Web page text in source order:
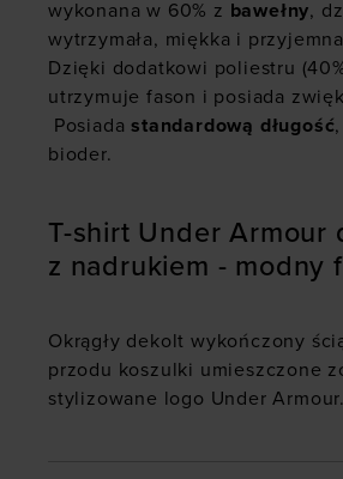
wykonana w 60% z bawełny,
wytrzymała, miękka i
Dzięki dodatkowi poliestru
utrzymuje fason i posiada
Posiadastandardową długość
bioder.
T-shirt Under Armour
z nadrukiem - modny
Okrągły dekolt wykończony
przodu koszulki umieszczone
stylizowane logo Under Armour.